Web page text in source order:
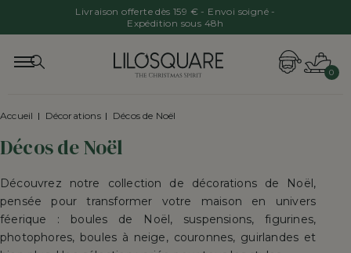
Livraison offerte dès 159 € - Envoi soigné -
Expédition sous 48h
0
Accueil Décorations Décos de Noël
Décos de Noël
Découvrez notre collection de décorations de Noël,
pensée pour transformer votre maison en univers
féerique : boules de Noël, suspensions, figurines,
photophores, boules à neige, couronnes, guirlandes et